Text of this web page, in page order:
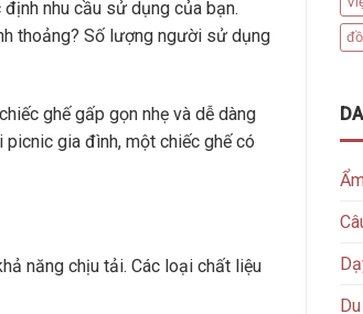
nhu cầu sử dụng của bạn.
thoảng? Số lượng người sử dụng
ghế gấp gọn nhẹ và dễ dàng
gia đình, một chiếc ghế có
năng chịu tải. Các loại chất liệu